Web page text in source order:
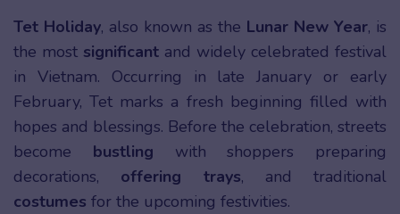
Tet Holiday, also known as the Lunar New Year, is
the most significant and widely celebrated festival
in Vietnam. Occurring in late January or early
February, Tet marks a fresh beginning filled with
hopes and blessings. Before the celebration, streets
become bustling with shoppers preparing
decorations, offering trays, and traditional
costumes for the upcoming festivities.